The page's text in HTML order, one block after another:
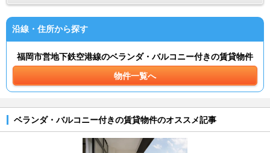
沿線・住所から探す
福岡市営地下鉄空港線のベランダ・バルコニー付きの賃貸物件
物件一覧へ
ベランダ・バルコニー付きの賃貸物件のオススメ記事